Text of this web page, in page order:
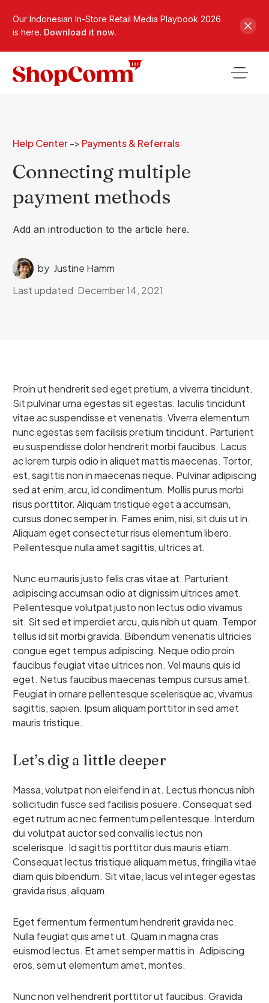
Our Indonesian In-Store Retail Media Playbook 2026
is here. Download it now.
Help Center-> Payments & Referrals
Connecting multiple
payment methods
Add an introduction to the article here.
by Justine Hamm
Last updated December 14, 2021
Proin ut hendrerit sed eget pretium, a viverra tincidunt.
Sit pulvinar urna egestas sit egestas. Iaculis tincidunt
vitae ac suspendisse et venenatis. Viverra elementum
nunc egestas sem facilisis pretium tincidunt. Parturient
eu suspendisse dolor hendrerit morbi faucibus. Lacus
ac lorem turpis odio in aliquet mattis maecenas. Tortor,
est, sagittis non in maecenas neque. Pulvinar adipiscing
sed at enim, arcu, id condimentum. Mollis purus morbi
risus porttitor. Aliquam tristique eget a accumsan,
cursus donec semper in. Fames enim, nisi, sit duis ut in.
Aliquam eget consectetur risus elementum libero.
Pellentesque nulla amet sagittis, ultrices at.
Nunc eu mauris justo felis cras vitae at. Parturient
adipiscing accumsan odio at dignissim ultrices amet.
Pellentesque volutpat justo non lectus odio vivamus
sit. Sit sed et imperdiet arcu, quis nibh ut quam. Tempor
tellus id sit morbi gravida. Bibendum venenatis ultricies
congue eget tempus adipiscing. Neque odio proin
faucibus feugiat vitae ultrices non. Vel mauris quis id
eget. Netus faucibus maecenas tempus cursus amet.
Feugiat in ornare pellentesque scelerisque ac, vivamus
sagittis, sapien. Ipsum aliquam porttitor in sed amet
mauris tristique.
Let’s dig a little deeper
Massa, volutpat non eleifend in at. Lectus rhoncus nibh
sollicitudin fusce sed facilisis posuere. Consequat sed
eget rutrum ac nec fermentum pellentesque. Interdum
dui volutpat auctor sed convallis lectus non
scelerisque. Id sagittis porttitor duis mauris etiam.
Consequat lectus tristique aliquam metus, fringilla vitae
diam quis bibendum. Sit vitae, lacus vel integer egestas
gravida risus, aliquam.
Eget fermentum fermentum hendrerit gravida nec.
Nulla feugiat quis amet ut. Quam in magna cras
euismod lectus. Et amet semper mattis in. Adipiscing
eros, sem ut elementum amet, montes.
Nunc non vel hendrerit porttitor ut faucibus. Gravida